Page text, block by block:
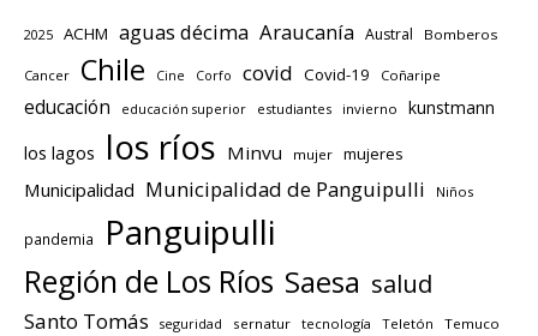
2025 ACHM aguas décima Araucanía Austral Bomberos
Cancer Chile Cine Corfo covid Covid-19 Coñaripe
educación educación superior estudiantes invierno kunstmann
los lagos los ríos Minvu mujer mujeres
Municipalidad Municipalidad de Panguipulli Niños
pandemia Panguipulli
Región de Los Ríos Saesa salud
Santo Tomás seguridad sernatur tecnología Teletón Temuco